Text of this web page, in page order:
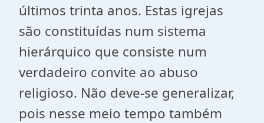
últimos trinta anos. Estas igrejas
são constituídas num sistema
hierárquico que consiste num
verdadeiro convite ao abuso
religioso. Não deve-se generalizar,
pois nesse meio tempo também